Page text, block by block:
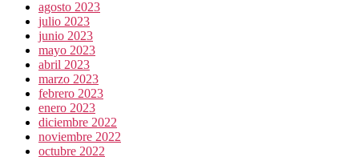
agosto 2023
julio 2023
junio 2023
mayo 2023
abril 2023
marzo 2023
febrero 2023
enero 2023
diciembre 2022
noviembre 2022
octubre 2022